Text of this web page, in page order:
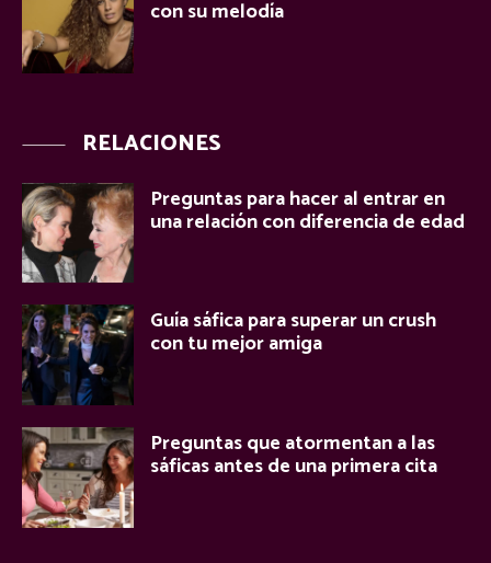
con su melodía
RELACIONES
Preguntas para hacer al entrar en
una relación con diferencia de edad
Guía sáfica para superar un crush
con tu mejor amiga
Preguntas que atormentan a las
sáficas antes de una primera cita